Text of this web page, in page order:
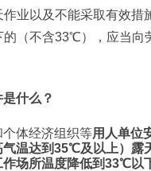
业以及不能采取有效措
（不含33℃），应当向
什么？
体经济组织等用人单位
气温达到35℃及以上）露
作场所温度降低到33℃以